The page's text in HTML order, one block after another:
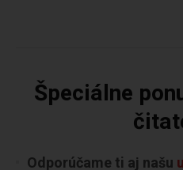
Špeciálne
Odporúčame ti aj našu